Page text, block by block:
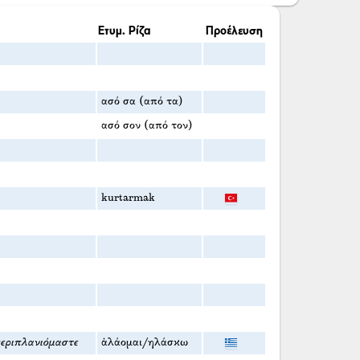
Ετυμ. Ρίζα Προέλευση
ασό σα (από τα)
ασό σον (από τον)
kurtarmak
ἀλάομαι/ηλάσκω